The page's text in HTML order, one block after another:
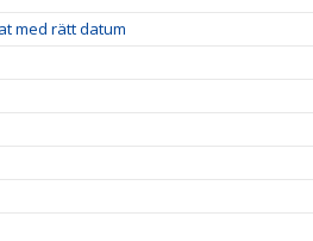
med rätt datum